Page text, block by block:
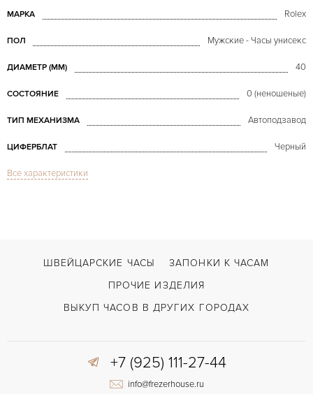
МАРКА Rolex
ПОЛ Мужские - Часы унисекс
ДИАМЕТР (MM) 40
СОСТОЯНИЕ 0 (неношеные)
ТИП МЕХАНИЗМА Автоподзавод
ЦИФЕРБЛАТ Черный
СТЕКЛО
ВОЗМОЖНОСТИ ДОСТАВКИ С документами, С футляром
Двойной сложности застежка
Все характеристики
ШВЕЙЦАРСКИЕ ЧАСЫ
ЗАПОНКИ К ЧАСАМ
ПРОЧИЕ ИЗДЕЛИЯ
ВЫКУП ЧАСОВ В ДРУГИХ ГОРОДАХ
+7 (925) 111-27-44
info@frezerhouse.ru